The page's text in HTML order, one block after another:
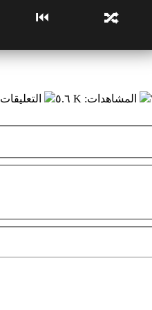
🔀
⏮
المشاهدات: ٥.٦ K التعليقات